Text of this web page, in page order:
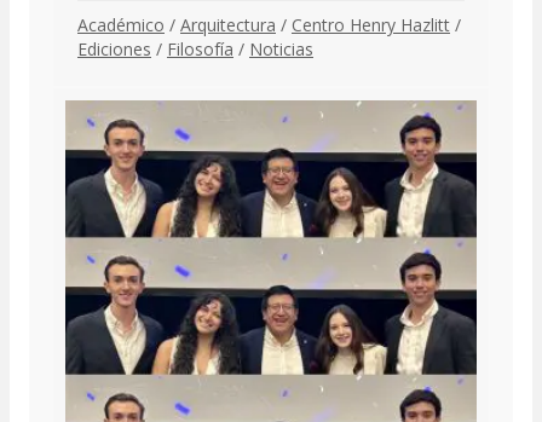
Académico / Arquitectura / Centro Henry Hazlitt /
Ediciones / Filosofía / Noticias